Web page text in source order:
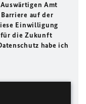
Amt
auf der
Einwilligung
die Zukunft
habe ich